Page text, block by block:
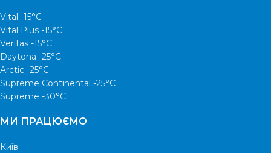
Vital -15°С
Vital Plus -15°C
Veritas -15°С
Daytona -25°С
Arctic -25°С
Supreme Continental -25°С
Supreme -30°С
МИ ПРАЦЮЄМО
Київ